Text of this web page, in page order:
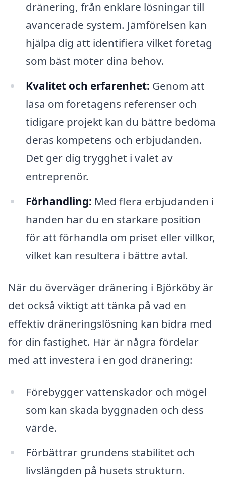
dränering, från enklare lösningar till
avancerade system. Jämförelsen kan
hjälpa dig att identifiera vilket företag
som bäst möter dina behov.
Kvalitet och erfarenhet: Genom att
läsa om företagens referenser och
tidigare projekt kan du bättre bedöma
deras kompetens och erbjudanden.
Det ger dig trygghet i valet av
entreprenör.
Förhandling: Med flera erbjudanden i
handen har du en starkare position
för att förhandla om priset eller villkor,
vilket kan resultera i bättre avtal.
När du överväger dränering i Björköby är
det också viktigt att tänka på vad en
effektiv dräneringslösning kan bidra med
för din fastighet. Här är några fördelar
med att investera i en god dränering:
Förebygger vattenskador och mögel
som kan skada byggnaden och dess
värde.
Förbättrar grundens stabilitet och
livslängden på husets strukturn.